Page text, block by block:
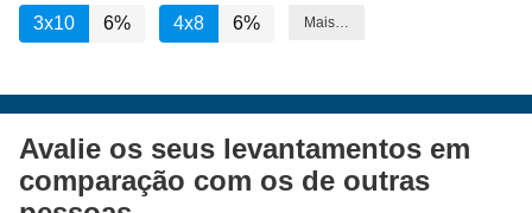
3x10 6% 4x8 6% Mais…
Avalie os seus levantamentos em
comparação com os de outras